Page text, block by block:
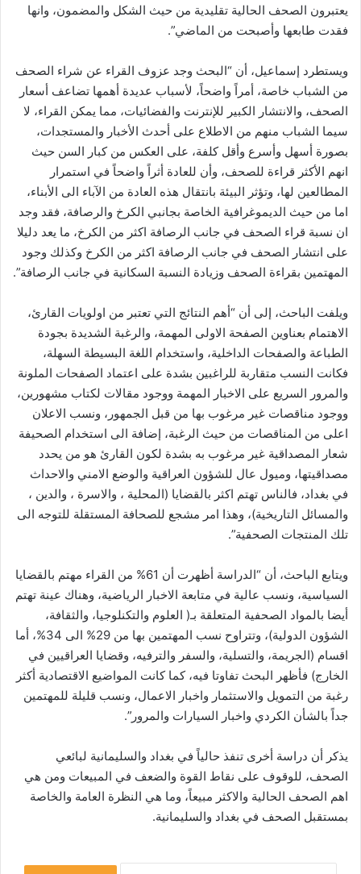
يعتبرون الصحف الحالية تقليدية من حيث الشكل والمضمون، وانها
فقدت طابعها وأصبحت من الماضي”.
ويستطرد إسماعيل، أن “البحث وجد عزوف القراء عن شراء الصحف
من الشباب خاصة، أمراً واضحاً، لأسباب عديدة أهمها تضاعف أسعار
الصحف، والانتشار الكبير للإنترنت والفضائيات، مما يمكن القراء، لا
سيما الشباب منهم من الاطلاع على أحدث الأخبار والمستجدات،
بصورة أسهل وأسرع وأقل كلفة، على العكس من كبار السن حيث
انهم الأكثر قراءة للصحف، وأن للعادة أثراً واضحاً في استمرار
المطالعين لها، وتؤثر البيئة بانتقال هذه العادة من الآباء الى الأبناء،
اما من حيث الديموغرافية الخاصة بجانبي الكرخ والرصافة، فقد وجد
ان نسبة قراء الصحف في جانب الرصافة اكثر من الكرخ، ما يعد دليلا
على انتشار الصحف في جانب الرصافة اكثر من الكرخ وكذلك وجود
المهتمين بقراءة الصحف وزيادة النسبة السكانية في جانب الرصافة”.
ويلفت الباحث، إلى أن “أهم النتائج التي تعتبر من اولويات القارئ،
الاهتمام بعناوين الصفحة الاولى المهمة، والرغبة الشديدة بجودة
الطباعة والصفحات الداخلية، واستخدام اللغة البسيطة السهلة،
فكانت النسب متقاربة للراغبين بشدة على اعتماد الصفحات الملونة
والمرور السريع على الاخبار المهمة ووجود مقالات لكتاب مشهورين،
ووجود مناقصات غير مرغوب بها من قبل الجمهور، ونسب الاعلان
اعلى من المناقصات من حيث الرغبة، إضافة الى استخدام الصحيفة
شعار المصداقية غير مرغوب به بشدة لكون القارئ هو من يحدد
مصداقيتها، وميول عال للشؤون العراقية والوضع الامني والاحداث
في بغداد، فالناس تهتم اكثر بالقضايا (المحلية ، والاسرة ، والدين ،
والمسائل التاريخية)، وهذا امر مشجع للصحافة المستقلة للتوجه الى
تلك المنتجات الصحفية”.
ويتابع الباحث، أن “الدراسة أظهرت أن 61% من القراء مهتم بالقضايا
السياسية، ونسب عالية في متابعة الاخبار الرياضية، وهناك عينة تهتم
أيضا بالمواد الصحفية المتعلقة بـ( العلوم والتكنلوجيا، والثقافة،
الشؤون الدولية)، وتتراوح نسب المهتمين بها من 29% الى 34%، أما
اقسام (الجريمة، والتسلية، والسفر والترفيه، وقضايا العراقيين في
الخارج) فأظهر البحث تفاوتا فيه، كما كانت المواضيع الاقتصادية أكثر
رغبة من التمويل والاستثمار واخبار الاعمال، ونسب قليلة للمهتمين
جداً بالشأن الكردي واخبار السيارات والمرور”.
يذكر أن دراسة أخرى تنفذ حالياً في بغداد والسليمانية لبائعي
الصحف، للوقوف على نقاط القوة والضعف في المبيعات ومن هي
اهم الصحف الحالية والاكثر مبيعاً، وما هي النظرة العامة والخاصة
بمستقبل الصحف في بغداد والسليمانية.